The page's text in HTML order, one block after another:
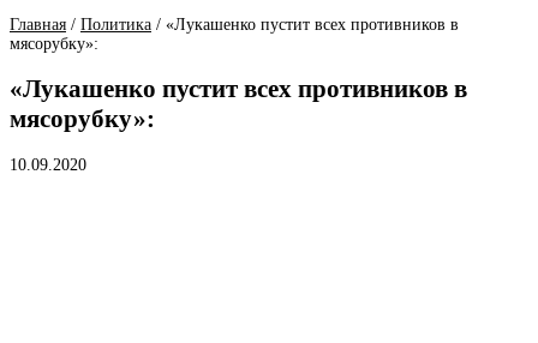
Главная / Политика / «Лукашенко пустит всех противников в
мясорубку»:
«Лукашенко пустит всех противников в
мясорубку»:
10.09.2020